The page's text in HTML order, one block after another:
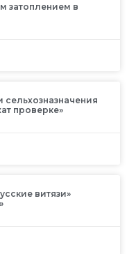
затоплением в
проверке»
витязи»